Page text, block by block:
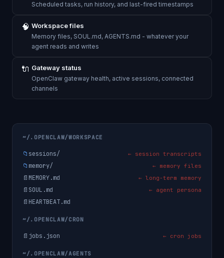
Scheduled tasks, run history, and last-fired timestamps
🧠 Workspace files
Memory files, SOUL.md, AGENTS.md - whatever your
agent reads and writes
🔌 Gateway status
OpenClaw gateway health, active sessions, connected
channels
~/.OPENCLAW/WORKSPACE
📁 sessions/ ← session transcripts
📁 memory/ ← memory files
📄 MEMORY.md ← long-term memory
📄 SOUL.md ← agent persona
📄 HEARTBEAT.md
~/.OPENCLAW/CRON
📄 jobs.json ← cron jobs
~/.OPENCLAW/AGENTS